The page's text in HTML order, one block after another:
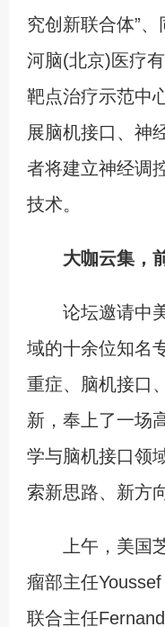
究创新联合体”
河脑(北京)医疗
靶点治疗示范中
展脑机接口、神
者将建立神经调
技术。
大咖云集，
论坛邀请中美
域的十余位知名
重症、脑机接口
新，奉上了一场
学与脑机接口领
索新思路、新方
上午，美国芝
瘤部主任
联合主任